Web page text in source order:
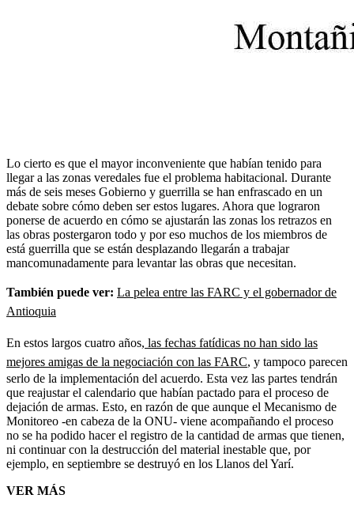
Lo cierto es que el mayor inconveniente que habían tenido para
llegar a las zonas veredales fue el problema habitacional. Durante
más de seis meses Gobierno y guerrilla se han enfrascado en un
debate sobre cómo deben ser estos lugares. Ahora que lograron
ponerse de acuerdo en cómo se ajustarán las zonas los retrazos en
las obras postergaron todo y por eso muchos de los miembros de
está guerrilla que se están desplazando llegarán a trabajar
mancomunadamente para levantar las obras que necesitan.
También puede ver: La pelea entre las FARC y el gobernador de
Antioquia
En estos largos cuatro años, las fechas fatídicas no han sido las
mejores amigas de la negociación con las FARC, y tampoco parecen
serlo de la implementación del acuerdo. Esta vez las partes tendrán
que reajustar el calendario que habían pactado para el proceso de
dejación de armas. Esto, en razón de que aunque el Mecanismo de
Monitoreo -en cabeza de la ONU- viene acompañando el proceso
no se ha podido hacer el registro de la cantidad de armas que tienen,
ni continuar con la destrucción del material inestable que, por
ejemplo, en septiembre se destruyó en los Llanos del Yarí.
VER MÁS